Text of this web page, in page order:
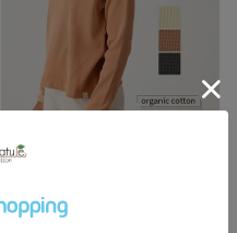
MATONA
オーガニックコットン ワッフル
べーシックロングスリーブ